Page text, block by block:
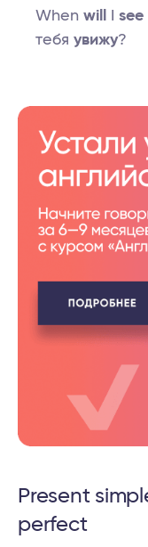
When will see
тебя увижу?
Present
perfect